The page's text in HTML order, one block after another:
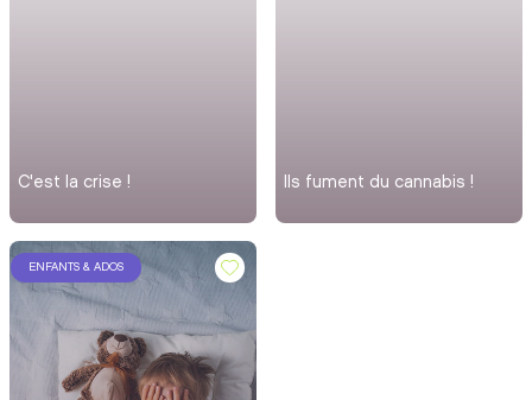
C'est la crise ! Ils fument du cannabis !
ENFANTS & ADOS